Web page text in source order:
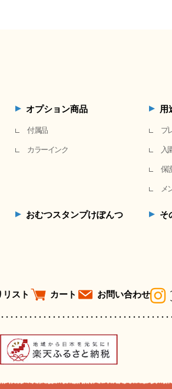
オプション商品
付属品
カラーインク
用
プ
入
保
メ
おむつスタンプけぽんつ そ
リスト カート お問い合わせ